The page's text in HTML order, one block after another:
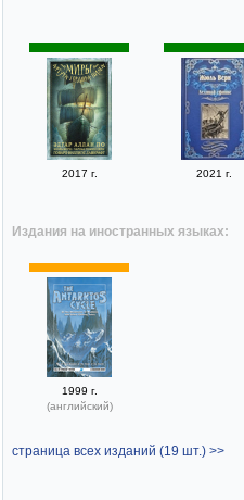
2017 г. 2021 г.
Издания на иностранных языках:
1999 г.
(английский)
страница всех изданий (19 шт.) >>